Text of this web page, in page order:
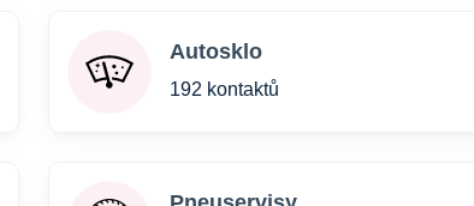
Autosklo
192 kontaktů